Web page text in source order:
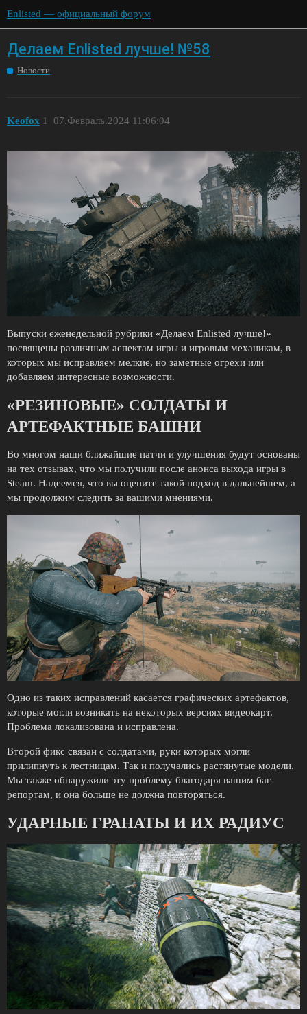
Enlisted — официальный форум
Делаем Enlisted лучше! №58
Новости
Keofox 07.Февраль.2024 11:06:04
1
Выпуски еженедельной рубрики «Делаем Enlisted лучше!»
посвящены различным аспектам игры и игровым механикам, в
которых мы исправляем мелкие, но заметные огрехи или
добавляем интересные возможности.
«РЕЗИНОВЫЕ» СОЛДАТЫ И
АРТЕФАКТНЫЕ БАШНИ
Во многом наши ближайшие патчи и улучшения будут основаны
на тех отзывах, что мы получили после анонса выхода игры в
Steam. Надеемся, что вы оцените такой подход в дальнейшем, а
мы продолжим следить за вашими мнениями.
Одно из таких исправлений касается графических артефактов,
которые могли возникать на некоторых версиях видеокарт.
Проблема локализована и исправлена.
Второй фикс связан с солдатами, руки которых могли
прилипнуть к лестницам. Так и получались растянутые модели.
Мы также обнаружили эту проблему благодаря вашим баг-
репортам, и она больше не должна повторяться.
УДАРНЫЕ ГРАНАТЫ И ИХ РАДИУС